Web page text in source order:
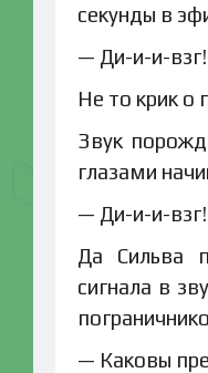
секунды в
— Ди-и-и-взг!
Не то крик о
Звук
глазами
— Ди-и-и-
Да Сильва
сигнала в
— Каковы